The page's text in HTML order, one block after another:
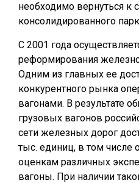
необходимо вернуться к
консолидированного
С 2001 года
реформирования
Одним из главных ее
конкурентного рынка
вагонами. В результате
грузовых вагонов
сети железных дорог
тыс. единиц, в том числе
оценкам различных
вагоны. При наличии